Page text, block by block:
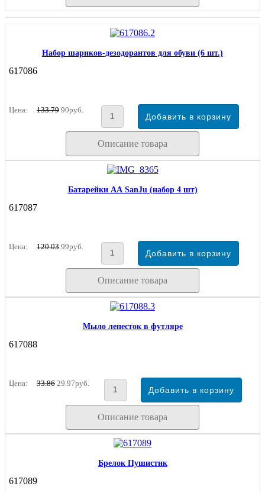
Набор шариков-дезодорантов для обуви (6 шт.)
617086
Цена: 133.79 90руб.
Описание товара
Батарейки АА SanJu (набор 4 шт)
617087
Цена: 120.03 99руб.
Описание товара
Мыло лепесток в футляре
617088
Цена: 33.86 29.97руб.
Описание товара
Брелок Пушистик
617089